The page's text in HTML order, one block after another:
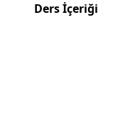
Ders İçeriği